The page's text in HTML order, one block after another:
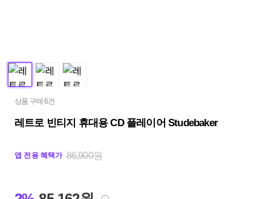
상품 구매 6건
레트로 빈티지 휴대용 CD 플레이어 Studebaker
앱 전용 혜택가 86,900원